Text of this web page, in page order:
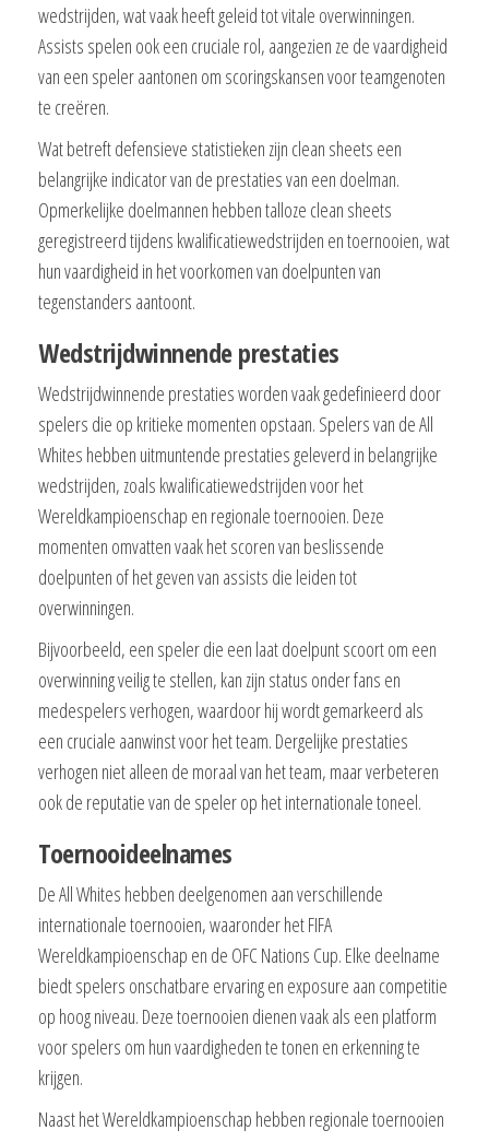
wedstrijden, wat vaak heeft geleid tot vitale overwinningen.
Assists spelen ook een cruciale rol, aangezien ze de vaardigheid
van een speler aantonen om scoringskansen voor teamgenoten
te creëren.
Wat betreft defensieve statistieken zijn clean sheets een
belangrijke indicator van de prestaties van een doelman.
Opmerkelijke doelmannen hebben talloze clean sheets
geregistreerd tijdens kwalificatiewedstrijden en toernooien, wat
hun vaardigheid in het voorkomen van doelpunten van
tegenstanders aantoont.
Wedstrijdwinnende prestaties
Wedstrijdwinnende prestaties worden vaak gedefinieerd door
spelers die op kritieke momenten opstaan. Spelers van de All
Whites hebben uitmuntende prestaties geleverd in belangrijke
wedstrijden, zoals kwalificatiewedstrijden voor het
Wereldkampioenschap en regionale toernooien. Deze
momenten omvatten vaak het scoren van beslissende
doelpunten of het geven van assists die leiden tot
overwinningen.
Bijvoorbeeld, een speler die een laat doelpunt scoort om een
overwinning veilig te stellen, kan zijn status onder fans en
medespelers verhogen, waardoor hij wordt gemarkeerd als
een cruciale aanwinst voor het team. Dergelijke prestaties
verhogen niet alleen de moraal van het team, maar verbeteren
ook de reputatie van de speler op het internationale toneel.
Toernooideelnames
De All Whites hebben deelgenomen aan verschillende
internationale toernooien, waaronder het FIFA
Wereldkampioenschap en de OFC Nations Cup. Elke deelname
biedt spelers onschatbare ervaring en exposure aan competitie
op hoog niveau. Deze toernooien dienen vaak als een platform
voor spelers om hun vaardigheden te tonen en erkenning te
krijgen.
Naast het Wereldkampioenschap hebben regionale toernooien